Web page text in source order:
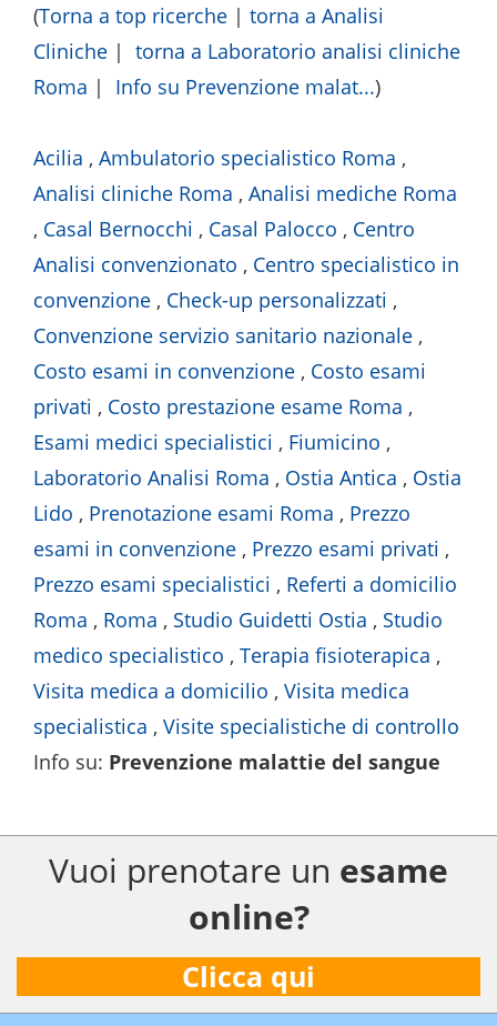
(Torna a top ricerche | torna a Analisi
Cliniche | torna a Laboratorio analisi cliniche
Roma | Info su Prevenzione malat...)
Acilia , Ambulatorio specialistico Roma ,
Analisi cliniche Roma , Analisi mediche Roma
, Casal Bernocchi , Casal Palocco , Centro
Analisi convenzionato , Centro specialistico in
convenzione , Check-up personalizzati ,
Convenzione servizio sanitario nazionale ,
Costo esami in convenzione , Costo esami
privati , Costo prestazione esame Roma ,
Esami medici specialistici , Fiumicino ,
Laboratorio Analisi Roma , Ostia Antica , Ostia
Lido , Prenotazione esami Roma , Prezzo
esami in convenzione , Prezzo esami privati ,
Prezzo esami specialistici , Referti a domicilio
Roma , Roma , Studio Guidetti Ostia , Studio
medico specialistico , Terapia fisioterapica ,
Visita medica a domicilio , Visita medica
specialistica , Visite specialistiche di controllo
Info su: Prevenzione malattie del sangue
Vuoi prenotare un esame
online?
Clicca qui